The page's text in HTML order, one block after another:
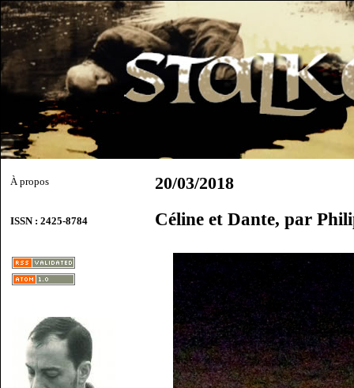
À propos
ISSN : 2425-8784
20/03/2018
Céline et Dante, par